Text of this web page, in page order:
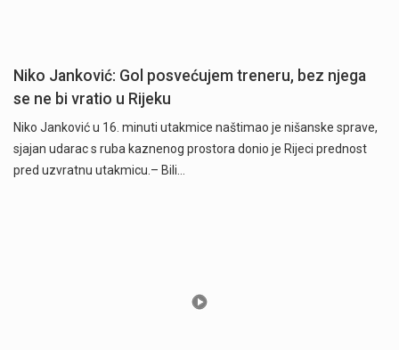
Niko Janković: Gol posvećujem treneru, bez njega
se ne bi vratio u Rijeku
Niko Janković u 16. minuti utakmice naštimao je nišanske sprave,
sjajan udarac s ruba kaznenog prostora donio je Rijeci prednost
pred uzvratnu utakmicu.– Bili…